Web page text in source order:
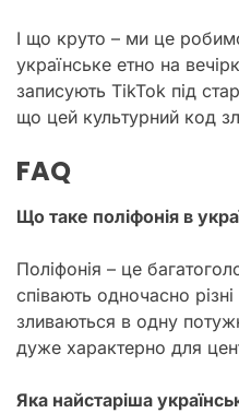
І що круто – ми це
українське етно на
записують TikTok під
що цей культурний код
FAQ
Що таке поліфонія в
Поліфонія – це
співають одночасно різні
зливаються в одну
дуже характерно для
Яка найстаріша